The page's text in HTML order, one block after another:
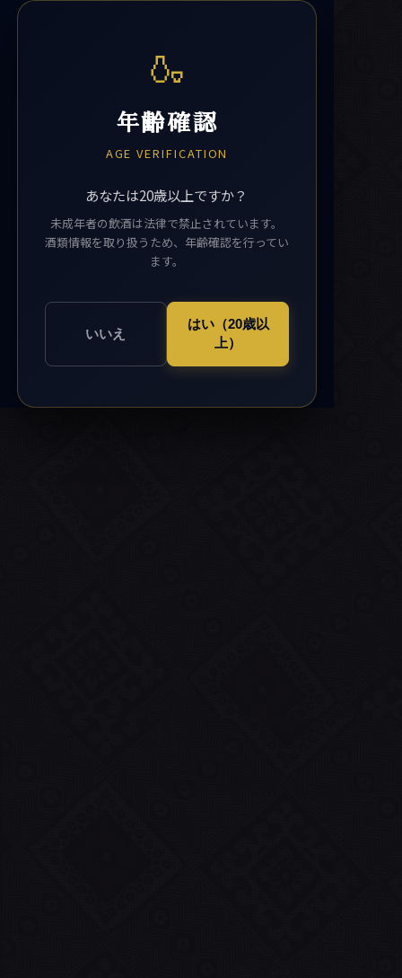
🍶
年齢確認
AGE VERIFICATION
あなたは20歳以上ですか？
未成年者の飲酒は法律で禁止されています。
酒類情報を取り扱うため、年齢確認を行ってい
ます。
いいえ
はい（20歳以
上）